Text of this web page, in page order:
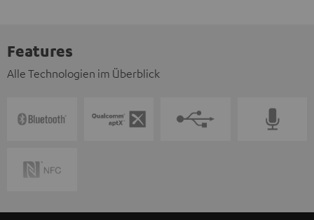
Features
Alle Technologien im Überblick